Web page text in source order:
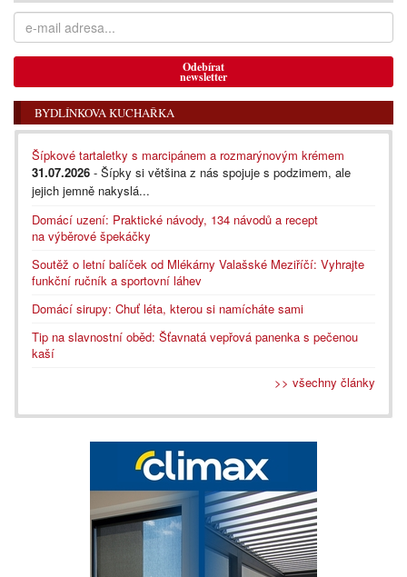
Odebírat
newsletter
BYDLÍNKOVA KUCHAŘKA
Šípkové tartaletky s marcipánem a rozmarýnovým krémem
31.07.2026 - Šípky si většina z nás spojuje s podzimem, ale
jejich jemně nakyslá...
Domácí uzení: Praktické návody, 134 návodů a recept
na výběrové špekáčky
Soutěž o letní balíček od Mlékárny Valašské Meziříčí: Vyhrajte
funkční ručník a sportovní láhev
Domácí sirupy: Chuť léta, kterou si namícháte sami
Tip na slavnostní oběd: Šťavnatá vepřová panenka s pečenou
kaší
>> všechny články